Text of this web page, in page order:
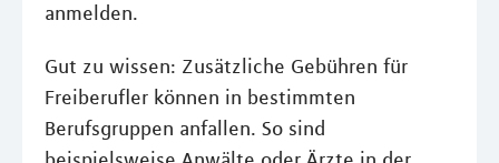
anmelden.
Gut zu wissen: Zusätzliche Gebühren für
Freiberufler können in bestimmten
Berufsgruppen anfallen. So sind